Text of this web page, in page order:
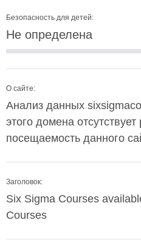
Безопасность для детей:
Не определена
О сайте:
Анализ данных
этого домена
посещаемость данного
Заголовок:
Six Sigma Courses
Courses